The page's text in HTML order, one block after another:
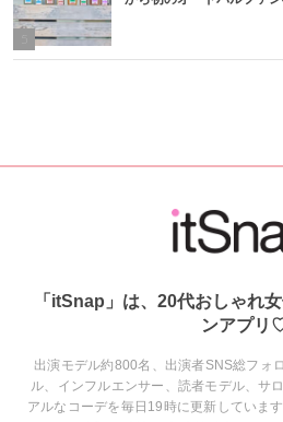
「itSnap」は、20代おしゃれ
ンアプリ
出演モデル約800名、出演者SNS総フォ
ル、インフルエンサー、読者モデル、サ
アルなコーデを毎日19時に更新していま